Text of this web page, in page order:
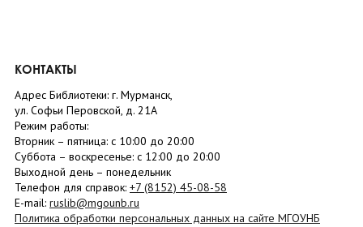
КОНТАКТЫ
Адрес Библиотеки: г. Мурманск,
ул. Софьи Перовской, д. 21А
Режим работы:
Вторник – пятница: с 10:00 до 20:00
Суббота – воскресенье: c 12:00 до 20:00
Выходной день – понедельник
Телефон для справок: +7 (8152) 45-08-58
E-mail: ruslib@mgounb.ru
Политика обработки персональных данных на сайте МГОУНБ